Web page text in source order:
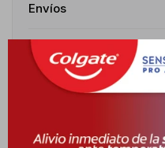
Envíos
Cambios y Devoluciones
Medios de pago